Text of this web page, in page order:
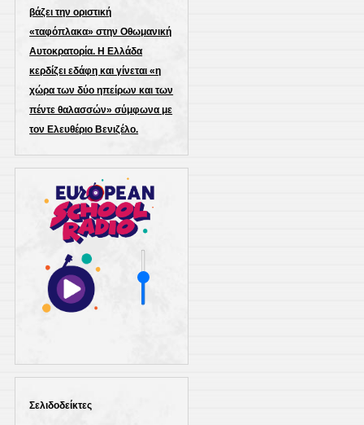
βάζει την οριστική
«ταφόπλακα» στην Οθωμανική
Αυτοκρατορία. Η Ελλάδα
κερδίζει εδάφη και γίνεται «η
χώρα των δύο ηπείρων και των
πέντε θαλασσών» σύμφωνα με
τον Ελευθέριο Βενιζέλο.
Σελιδοδείκτες